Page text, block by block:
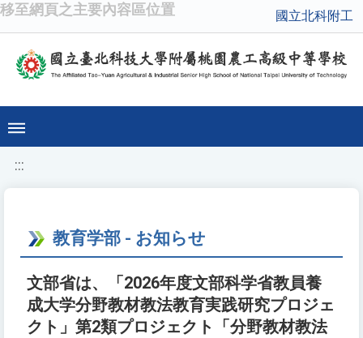
移至網頁之主要內容區位置 國立北科附工
:::
教育学部 - お知らせ
文部省は、「2026年度文部科学省教員養
成大学分野教材教法教育実践研究プロジェ
クト」第2類プロジェクト「分野教材教法